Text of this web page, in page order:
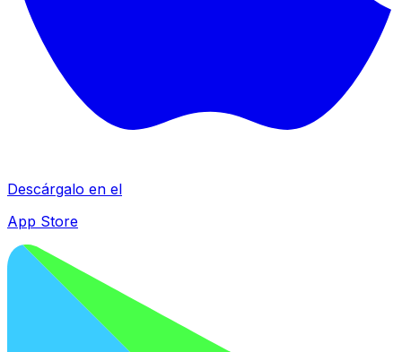
Descárgalo en el
App Store